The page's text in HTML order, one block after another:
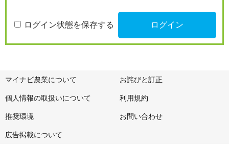
ログイン状態を保存する
マイナビ農業について お詫びと訂正
個人情報の取扱いについて 利用規約
推奨環境 お問い合わせ
広告掲載について